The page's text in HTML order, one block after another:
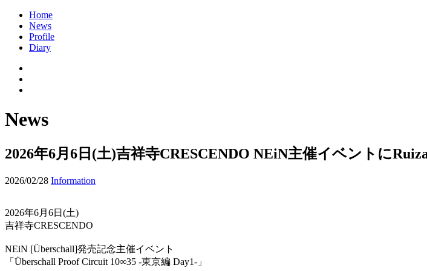
Home
News
Profile
Diary
News
2026年6月6日(土)吉祥寺CRESCENDO NEiN主催イベントに
2026/02/28 Information
2026年6月6日(土)
吉祥寺CRESCENDO
NEiN [Überschall]発売記念主催イベント
「Überschall Proof Circuit 10∞35 -東京編 Day1-」